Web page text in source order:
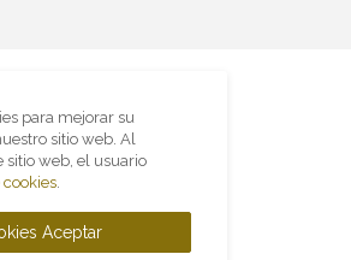
para mejorar su
sitio web. Al
sitio web, el usuario
cookies.
Aceptar